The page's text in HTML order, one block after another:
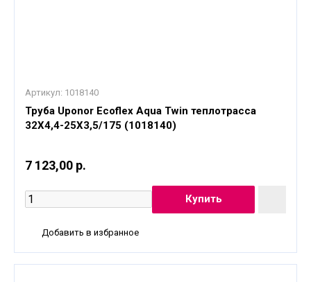
Артикул: 1018140
Труба Uponor Ecoflex Aqua Twin теплотрасса
32X4,4-25X3,5/175 (1018140)
7 123,00 р.
Добавить в избранное